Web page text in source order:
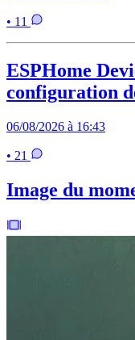
• 11
ESPHome
configuration
06/08/2026 à 16:43
• 21
Image du